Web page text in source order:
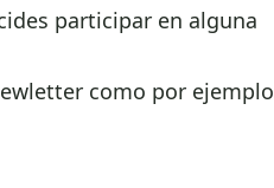
participar en alguna
como por ejemplo